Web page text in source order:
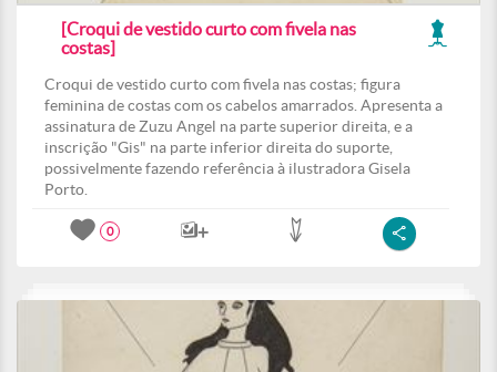
[Croqui de vestido curto com fivela nas
costas]
Croqui de vestido curto com fivela nas costas; figura
feminina de costas com os cabelos amarrados. Apresenta a
assinatura de Zuzu Angel na parte superior direita, e a
inscrição "Gis" na parte inferior direita do suporte,
possivelmente fazendo referência à ilustradora Gisela
Porto.
0